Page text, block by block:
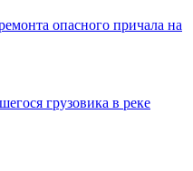
опасного причала на
грузовика в реке